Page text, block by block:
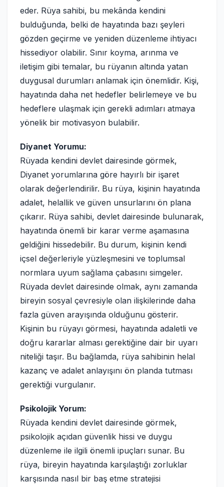
eder. Rüya sahibi, bu mekânda kendini
bulduğunda, belki de hayatında bazı şeyleri
gözden geçirme ve yeniden düzenleme ihtiyacı
hissediyor olabilir. Sınır koyma, arınma ve
iletişim gibi temalar, bu rüyanın altında yatan
duygusal durumları anlamak için önemlidir. Kişi,
hayatında daha net hedefler belirlemeye ve bu
hedeflere ulaşmak için gerekli adımları atmaya
yönelik bir motivasyon bulabilir.
Diyanet Yorumu:
Rüyada kendini devlet dairesinde görmek,
Diyanet yorumlarına göre hayırlı bir işaret
olarak değerlendirilir. Bu rüya, kişinin hayatında
adalet, helallik ve güven unsurlarını ön plana
çıkarır. Rüya sahibi, devlet dairesinde bulunarak,
hayatında önemli bir karar verme aşamasına
geldiğini hissedebilir. Bu durum, kişinin kendi
içsel değerleriyle yüzleşmesini ve toplumsal
normlara uyum sağlama çabasını simgeler.
Rüyada devlet dairesinde olmak, aynı zamanda
bireyin sosyal çevresiyle olan ilişkilerinde daha
fazla güven arayışında olduğunu gösterir.
Kişinin bu rüyayı görmesi, hayatında adaletli ve
doğru kararlar alması gerektiğine dair bir uyarı
niteliği taşır. Bu bağlamda, rüya sahibinin helal
kazanç ve adalet anlayışını ön planda tutması
gerektiği vurgulanır.
Psikolojik Yorum:
Rüyada kendini devlet dairesinde görmek,
psikolojik açıdan güvenlik hissi ve duygu
düzenleme ile ilgili önemli ipuçları sunar. Bu
rüya, bireyin hayatında karşılaştığı zorluklar
karşısında nasıl bir baş etme stratejisi